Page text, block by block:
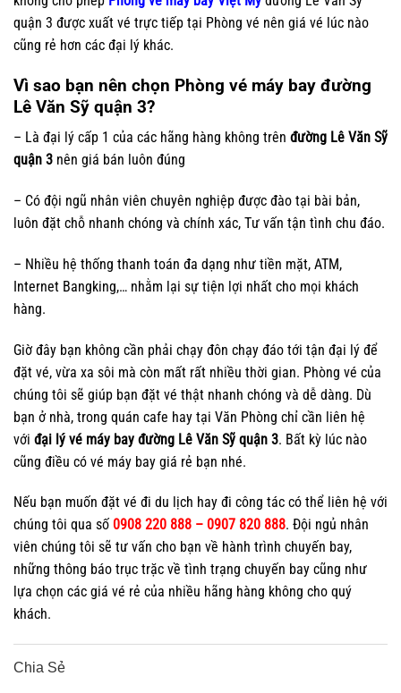
quận 3 được xuất vé trực tiếp tại Phòng vé nên giá vé lúc nào
cũng rẻ hơn các đại lý khác.
Vì sao bạn nên chọn Phòng vé máy bay đường
Lê Văn Sỹ quận 3?
– Là đại lý cấp 1 của các hãng hàng không trên đường Lê Văn Sỹ
quận 3 nên giá bán luôn đúng
– Có đội ngũ nhân viên chuyên nghiệp được đào tại bài bản,
luôn đặt chỗ nhanh chóng và chính xác, Tư vấn tận tình chu đáo.
– Nhiều hệ thống thanh toán đa dạng như tiền mặt, ATM,
Internet Bangking,… nhằm lại sự tiện lợi nhất cho mọi khách
hàng.
Giờ đây bạn không cần phải chạy đôn chạy đáo tới tận đại lý để
đặt vé, vừa xa sôi mà còn mất rất nhiều thời gian. Phòng vé của
chúng tôi sẽ giúp bạn đặt vé thật nhanh chóng và dễ dàng. Dù
bạn ở nhà, trong quán cafe hay tại Văn Phòng chỉ cần liên hệ
với đại lý vé máy bay đường Lê Văn Sỹ quận 3. Bất kỳ lúc nào
cũng điều có vé máy bay giá rẻ bạn nhé.
Nếu bạn muốn đặt vé đi du lịch hay đi công tác có thể liên hệ với
chúng tôi qua số 0908 220 888 – 0907 820 888. Đội ngủ nhân
viên chúng tôi sẽ tư vấn cho bạn về hành trình chuyến bay,
những thông báo trục trặc về tình trạng chuyến bay cũng như
lựa chọn các giá vé rẻ của nhiều hãng hàng không cho quý
khách.
Chia Sẻ